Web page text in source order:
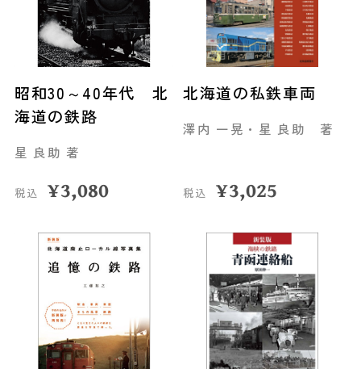
昭和30～40年代 北
海道の鉄路
星 良助 著
税込 ¥3,080
北海道の私鉄車両
澤内 一晃・星 良助 著
税込 ¥3,025